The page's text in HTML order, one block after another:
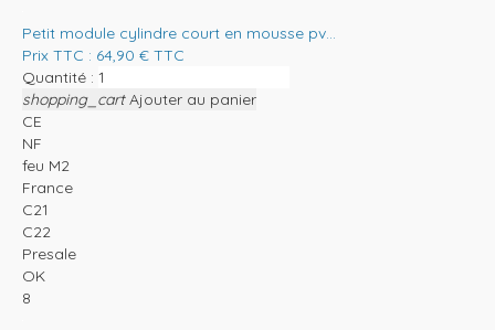
Petit module cylindre court en mousse pv...
Prix TTC : 64,90 € TTC
Quantité :
shopping_cart Ajouter au panier
CE
NF
feu M2
France
C21
C22
Presale
OK
8